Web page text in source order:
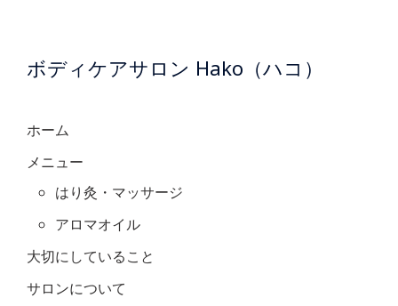
ボディケアサロン Hako（ハコ）
ホーム
メニュー
はり灸・マッサージ
アロマオイル
大切にしていること
サロンについて